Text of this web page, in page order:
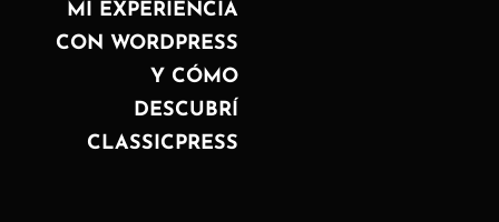
entradas
SIGUIENTE
MI EXPERIENCIA
CON WORDPRESS
Y CÓMO
DESCUBRÍ
CLASSICPRESS